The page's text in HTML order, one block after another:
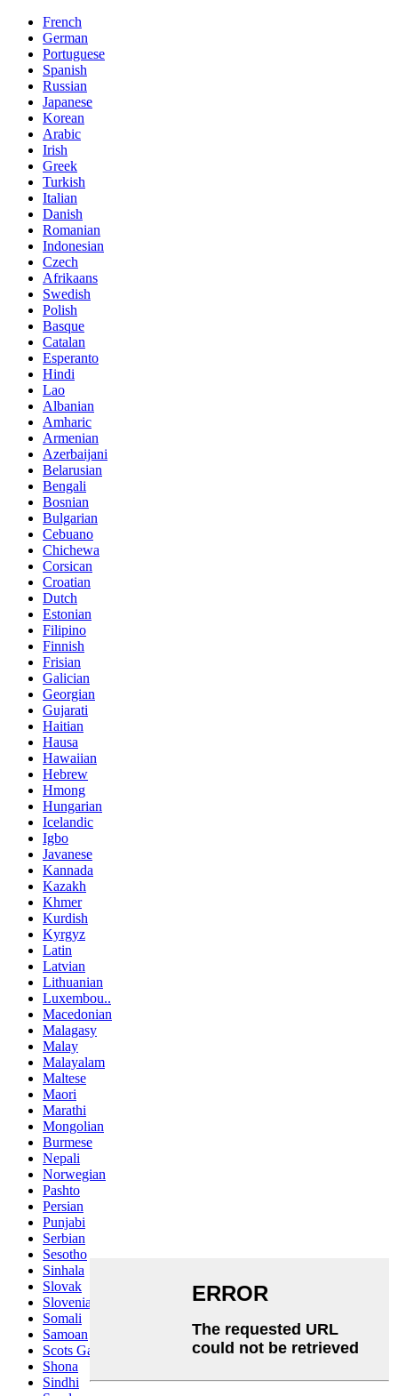
French
German
Portuguese
Spanish
Russian
Japanese
Korean
Arabic
Irish
Greek
Turkish
Italian
Danish
Romanian
Indonesian
Czech
Afrikaans
Swedish
Polish
Basque
Catalan
Esperanto
Hindi
Lao
Albanian
Amharic
Armenian
Azerbaijani
Belarusian
Bengali
Bosnian
Bulgarian
Cebuano
Chichewa
Corsican
Croatian
Dutch
Estonian
Filipino
Finnish
Frisian
Galician
Georgian
Gujarati
Haitian
Hausa
Hawaiian
Hebrew
Hmong
Hungarian
Icelandic
Igbo
Javanese
Kannada
Kazakh
Khmer
Kurdish
Kyrgyz
Latin
Latvian
Lithuanian
Luxembou..
Macedonian
Malagasy
Malay
Malayalam
Maltese
Maori
Marathi
Mongolian
Burmese
Nepali
Norwegian
Pashto
Persian
Punjabi
Serbian
Sesotho
Sinhala
Slovak
Slovenian
Somali
Samoan
Scots Gaelic
Shona
Sindhi